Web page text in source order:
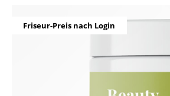
Friseur-Preis nach Login